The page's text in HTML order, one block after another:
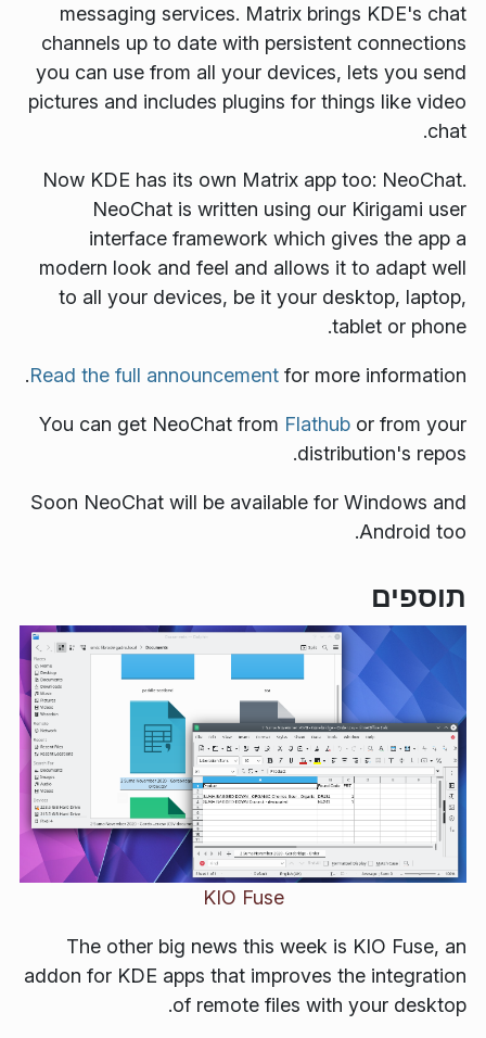
messaging services. Matrix brings KDE's chat
channels up to date with persistent connections
you can use from all your devices, lets you send
pictures and includes plugins for things like video
chat.
Now KDE has its own Matrix app too: NeoChat.
NeoChat is written using our Kirigami user
interface framework which gives the app a
modern look and feel and allows it to adapt well
to all your devices, be it your desktop, laptop,
tablet or phone.
Read the full announcement for more information.
You can get NeoChat from Flathub or from your
distribution's repos.
Soon NeoChat will be available for Windows and
Android too.
תוספים
KIO Fuse
The other big news this week is KIO Fuse, an
addon for KDE apps that improves the integration
of remote files with your desktop.